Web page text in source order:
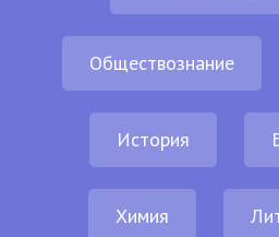
Обществознание
История
Химия